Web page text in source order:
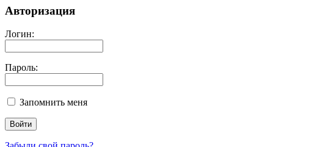
Авторизация
Логин:
Пароль:
Запомнить меня